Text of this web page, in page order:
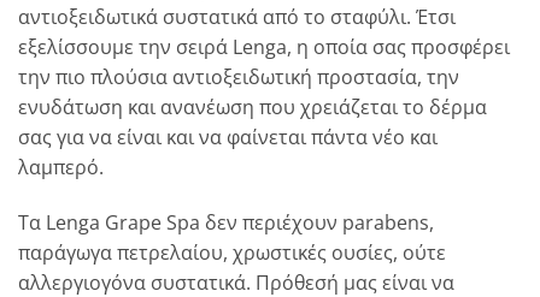
αντιοξειδωτικά συστατικά από το σταφύλι. Έτσι
εξελίσσουμε την σειρά Lenga, η οποία σας προσφέρει
την πιο πλούσια αντιοξειδωτική προστασία, την
ενυδάτωση και ανανέωση που χρειάζεται το δέρμα
σας για να είναι και να φαίνεται πάντα νέο και
λαμπερό.
Τα Lenga Grape Spa δεν περιέχουν parabens,
παράγωγα πετρελαίου, χρωστικές ουσίες, ούτε
αλλεργιογόνα συστατικά. Πρόθεσή μας είναι να